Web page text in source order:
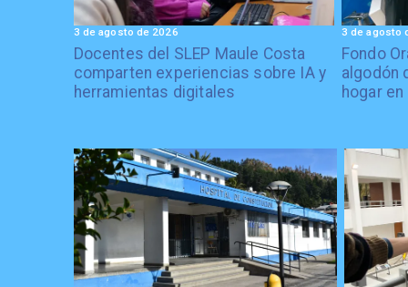
Docentes del SLEP Maule Costa
comparten experiencias sobre IA y
herramientas digitales
3 de agosto de 2026
Fondo
algodón
hogar
3 de agosto